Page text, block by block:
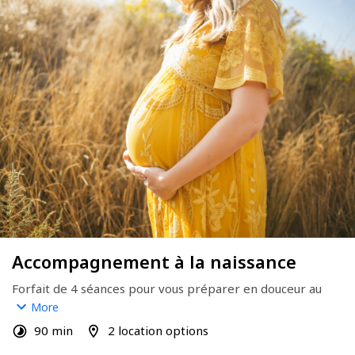
Accompagnement à la naissance
Forfait de 4 séances pour vous préparer en douceur au
jour J : outils naturels pour gérer la douleur, techniques de
relaxation, respiration, postures, soutien émotionnel et
conseils adaptés à votre projet de naissance... Un
More
90 min 2 location options